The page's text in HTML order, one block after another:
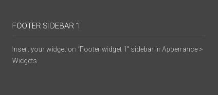
FOOTER SIDEBAR 1
Insert your widget on "Footer widget 1" sidebar in Apperrance >
Widgets